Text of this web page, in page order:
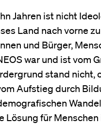
Jahren ist nicht
Land nach vorne
und Bürger,
war und ist vom
stand nicht,
Aufstieg durch
für Menschen